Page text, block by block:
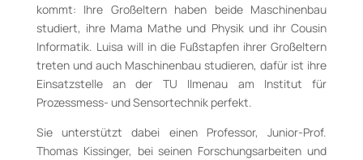
kommt: Ihre Großeltern haben beide Maschinenbau
studiert, ihre Mama Mathe und Physik und ihr Cousin
Informatik. Luisa will in die Fußstapfen ihrer Großeltern
treten und auch Maschinenbau studieren, dafür ist ihre
Einsatzstelle an der TU Ilmenau am Institut für
Prozessmess- und Sensortechnik perfekt.
Sie unterstützt dabei einen Professor, Junior-Prof.
Thomas Kissinger, bei seinen Forschungsarbeiten und